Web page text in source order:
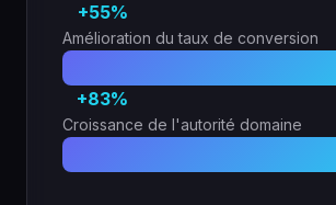
Amélioration du taux de conversion
+55%
Croissance de l'autorité domaine
+83%